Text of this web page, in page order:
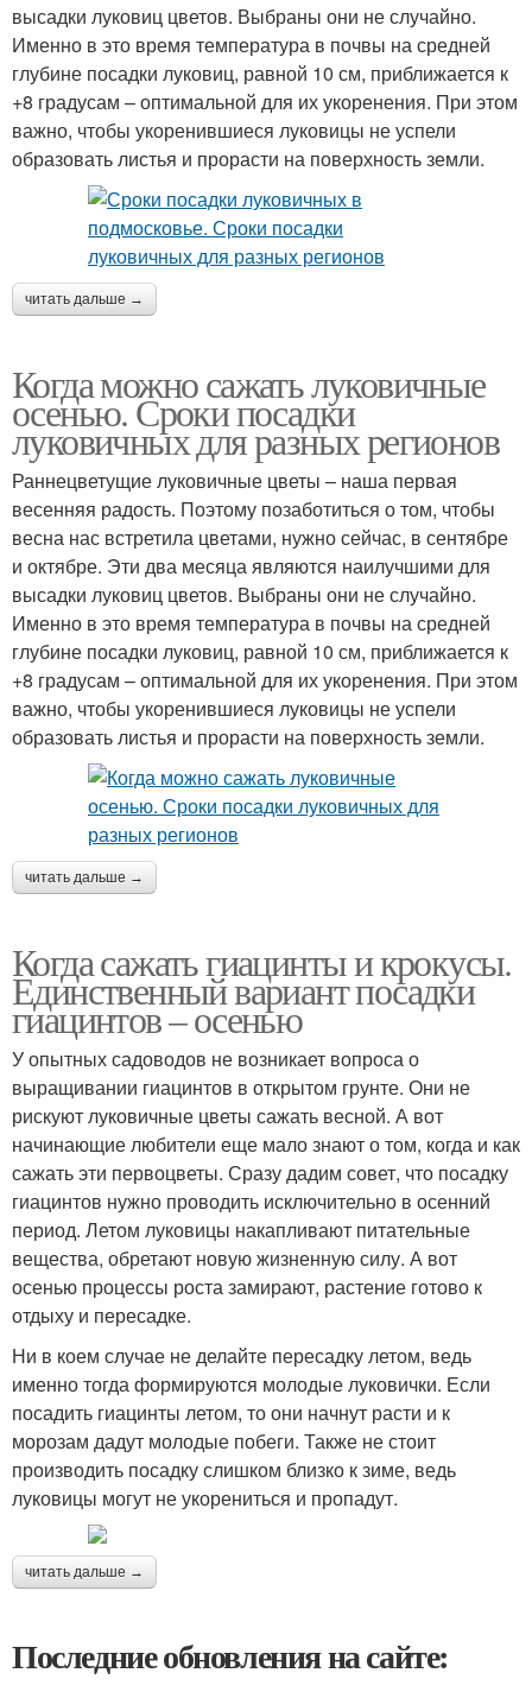
высадки луковиц цветов. Выбраны они не случайно.
Именно в это время температура в почвы на средней
глубине посадки луковиц, равной 10 см, приближается к
+8 градусам – оптимальной для их укоренения. При этом
важно, чтобы укоренившиеся луковицы не успели
образовать листья и прорасти на поверхность земли.
читать дальше →
Когда можно сажать луковичные
осенью. Сроки посадки
луковичных для разных регионов
Раннецветущие луковичные цветы – наша первая
весенняя радость. Поэтому позаботиться о том, чтобы
весна нас встретила цветами, нужно сейчас, в сентябре
и октябре. Эти два месяца являются наилучшими для
высадки луковиц цветов. Выбраны они не случайно.
Именно в это время температура в почвы на средней
глубине посадки луковиц, равной 10 см, приближается к
+8 градусам – оптимальной для их укоренения. При этом
важно, чтобы укоренившиеся луковицы не успели
образовать листья и прорасти на поверхность земли.
читать дальше →
Когда сажать гиацинты и крокусы.
Единственный вариант посадки
гиацинтов – осенью
У опытных садоводов не возникает вопроса о
выращивании гиацинтов в открытом грунте. Они не
рискуют луковичные цветы сажать весной. А вот
начинающие любители еще мало знают о том, когда и как
сажать эти первоцветы. Сразу дадим совет, что посадку
гиацинтов нужно проводить исключительно в осенний
период. Летом луковицы накапливают питательные
вещества, обретают новую жизненную силу. А вот
осенью процессы роста замирают, растение готово к
отдыху и пересадке.
Ни в коем случае не делайте пересадку летом, ведь
именно тогда формируются молодые луковички. Если
посадить гиацинты летом, то они начнут расти и к
морозам дадут молодые побеги. Также не стоит
производить посадку слишком близко к зиме, ведь
луковицы могут не укорениться и пропадут.
читать дальше →
Последние обновления на сайте: